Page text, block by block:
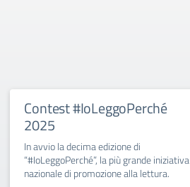
Contest #IoLeggoPerché
2025
In avvio la decima edizione di
“#IoLeggoPerché”, la più grande iniziativa
nazionale di promozione alla lettura.